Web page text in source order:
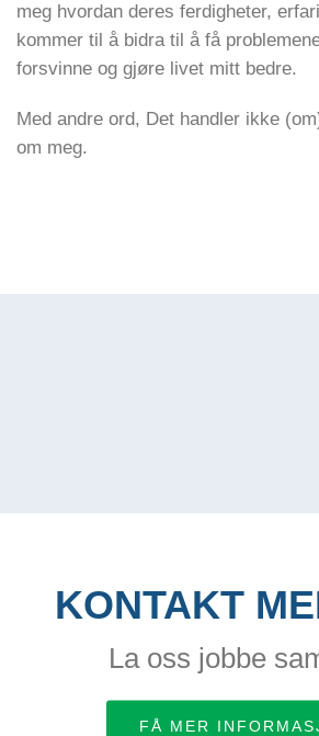
meg hvordan deres ferdigheter,
kommer til å bidra til å få
forsvinne og gjøre livet mitt bedre.
Med andre ord, Det handler ikke
om meg.
KONTAKT
La oss jobbe
FÅ MER